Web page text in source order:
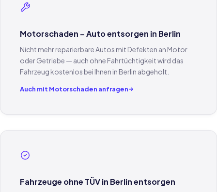
Motorschaden – Auto entsorgen in Berlin
Nicht mehr reparierbare Autos mit Defekten an Motor
oder Getriebe — auch ohne Fahrtüchtigkeit wird das
Fahrzeug kostenlos bei Ihnen in Berlin abgeholt.
Auch mit Motorschaden anfragen
Fahrzeuge ohne TÜV in Berlin entsorgen